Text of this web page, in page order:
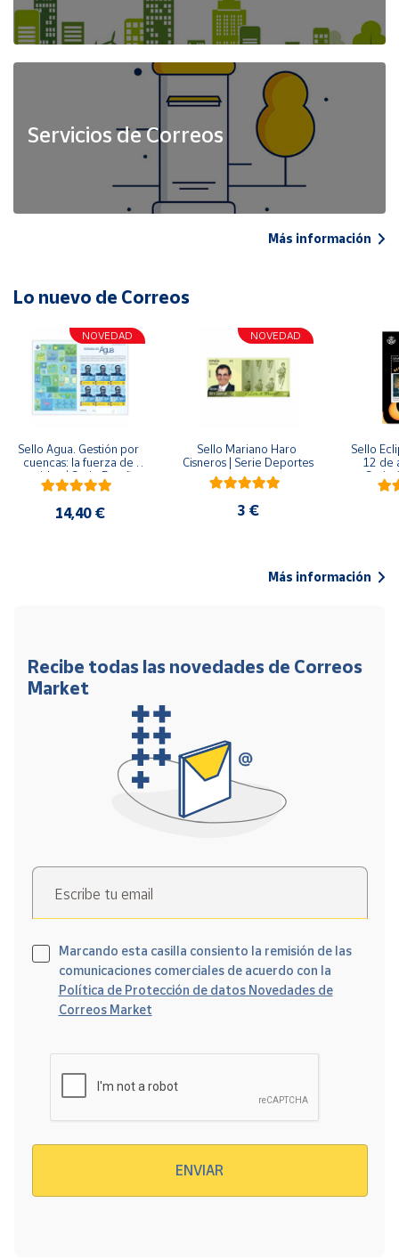
Servicios de Correos
Más información
Lo nuevo de Correos
NOVEDAD
Sello Agua. Gestión por
cuencas: la fuerza de
una idea.| Serie España
ES| Pliego Premium
14,40 €
NOVEDAD
Sello Mariano Haro
Cisneros | Serie Deportes
3 €
Sello
12 de
Serie
Más información
Recibe todas las novedades de Correos
Market
Escribe tu email
Marcando esta casilla consiento la remisión de las
comunicaciones comerciales de acuerdo con la
Política de Protección de datos Novedades de
Correos Market
ENVIAR